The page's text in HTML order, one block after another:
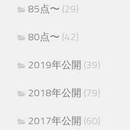
85点〜 (29)
80点〜 (42)
2019年公開 (39)
2018年公開 (79)
2017年公開 (60)